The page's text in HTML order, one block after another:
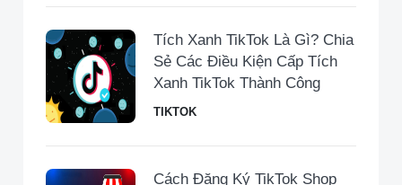
Tích Xanh TikTok Là Gì? Chia
Sẻ Các Điều Kiện Cấp Tích
Xanh TikTok Thành Công
TIKTOK
Cách Đăng Ký TikTok Shop